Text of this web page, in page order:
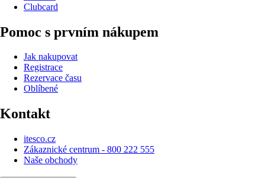
Clubcard
Pomoc s prvním nákupem
Jak nakupovat
Registrace
Rezervace času
Oblíbené
Kontakt
itesco.cz
Zákaznické centrum - 800 222 555
Naše obchody